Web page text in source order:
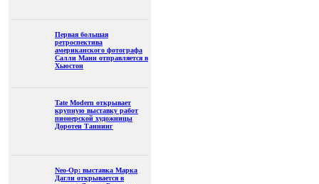
Первая большая
ретроспектива
американского фотографа
Салли Манн отправляется в
Хьюстон
Tate Modern открывает
крупную выставку работ
пионерской художницы
Доротеи Таннинг
Neo-Op: выставка Марка
Дагли открывается в